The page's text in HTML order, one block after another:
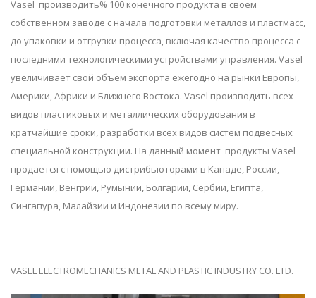
Vasel производить% 100 конечного продукта в своем
собственном заводе с начала подготовки металлов и пластмасс,
до упаковки и отгрузки процесса, включая качество процесса с
последними технологическими устройствами управления. Vasel
увеличивает свой объем экспорта ежегодно на рынки Европы,
Америки, Африки и Ближнего Востока. Vasel производить всех
видов пластиковых и металлических оборудования в
кратчайшие сроки, разработки всех видов систем подвесных
специальной конструкции. На данный момент продукты Vasel
продается с помощью дистрибьюторами в Канаде, России,
Германии, Венгрии, Румынии, Болгарии, Сербии, Египта,
Сингапура, Малайзии и Индонезии по всему миру.
VASEL ELECTROMECHANICS METAL AND PLASTIC INDUSTRY CO. LTD.